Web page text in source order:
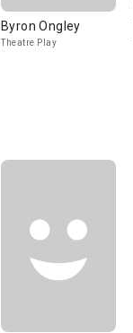
Byron Ongley
Theatre Play